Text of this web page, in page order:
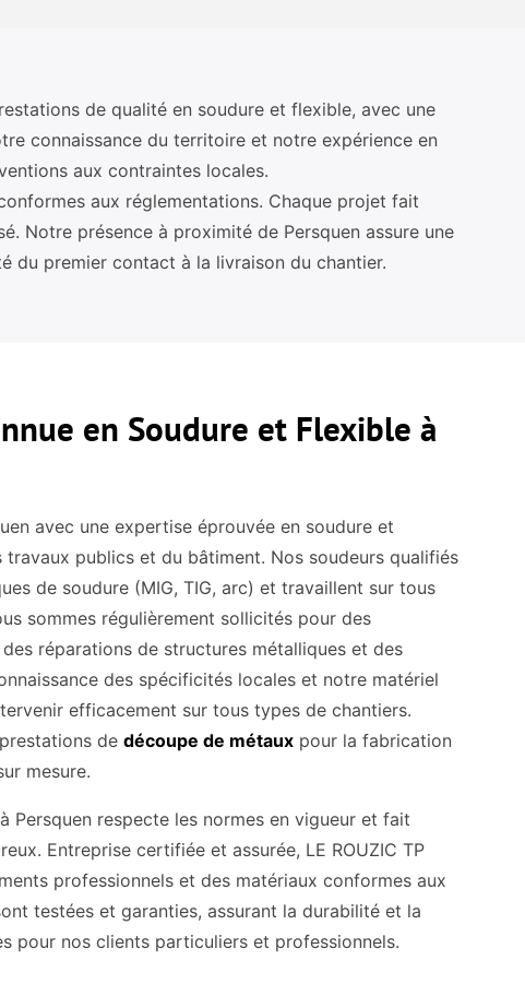
de qualité en soudure et flexible, avec une
connaissance du territoire et notre expérience en
aux contraintes locales.
aux réglementations. Chaque projet fait
Notre présence à proximité de Persquen assure une
du premier contact à la livraison du chantier.
en Soudure et Flexible à
avec une expertise éprouvée en soudure et
publics et du bâtiment. Nos soudeurs qualifiés
de soudure (MIG, TIG, arc) et travaillent sur tous
sommes régulièrement sollicités pour des
réparations de structures métalliques et des
des spécificités locales et notre matériel
efficacement sur tous types de chantiers.
dedécoupe de métaux pour la fabrication
mesure.
Persquen respecte les normes en vigueur et fait
Entreprise certifiée et assurée, LE ROUZIC TP
professionnels et des matériaux conformes aux
testées et garanties, assurant la durabilité et la
pour nos clients particuliers et professionnels.